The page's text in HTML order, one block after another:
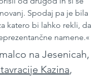
Spodaj pa je bila
katero bi lahko rekli, da
namene.«
na Jesenicah,
Kazina,